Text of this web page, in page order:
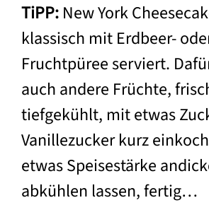
TiPP: New York
klassisch mit Erdbeer-
Fruchtpüree serviert.
auch andere Früchte,
tiefgekühlt, mit etwas
Vanillezucker kurz
etwas Speisestärke
abkühlen lassen, fertig…